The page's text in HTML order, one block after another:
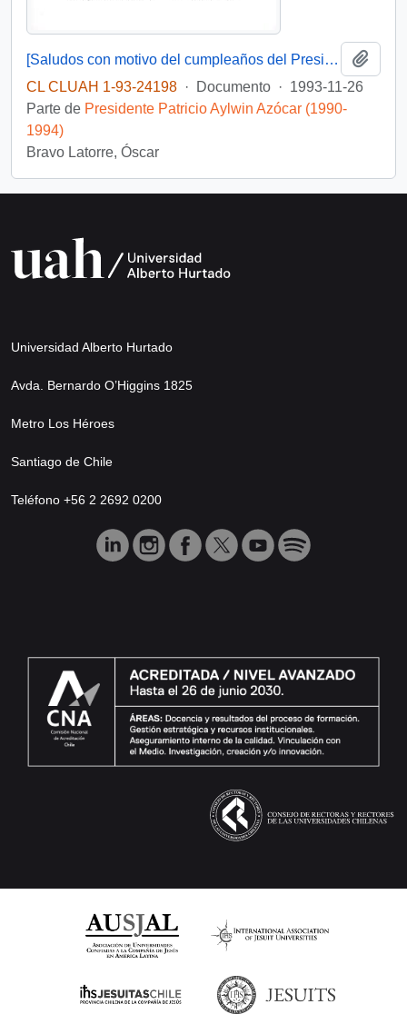
[Saludos con motivo del cumpleaños del Presidente]
CL CLUAH 1-93-24198 · Documento · 1993-11-26
Parte de Presidente Patricio Aylwin Azócar (1990-
1994)
Bravo Latorre, Óscar
Universidad Alberto Hurtado
Avda. Bernardo O’Higgins 1825
Metro Los Héroes
Santiago de Chile
Teléfono +56 2 2692 0200